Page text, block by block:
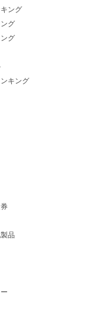
ング
グ
グ
キング
品